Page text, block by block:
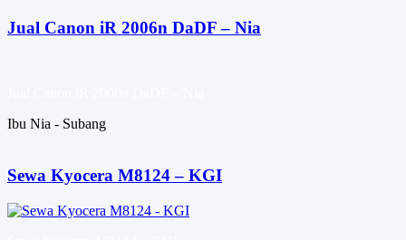
Jual Canon iR 2006n DaDF – Nia
Ibu Nia - Subang
Sewa Kyocera M8124 – KGI